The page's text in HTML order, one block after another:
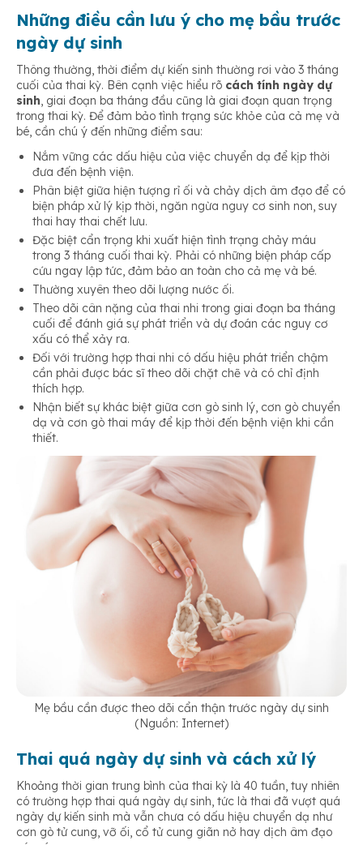
Những điều cần lưu ý cho mẹ bầu trước
ngày dự sinh
Thông thường, thời điểm dự kiến sinh thường rơi vào 3 tháng
cuối của thai kỳ. Bên cạnh việc hiểu rõ cách tính ngày dự
sinh, giai đoạn ba tháng đầu cũng là giai đoạn quan trọng
trong thai kỳ. Để đảm bảo tình trạng sức khỏe của cả mẹ và
bé, cần chú ý đến những điểm sau:
Nắm vững các dấu hiệu của việc chuyển dạ để kịp thời
đưa đến bệnh viện.
Phân biệt giữa hiện tượng rỉ ối và chảy dịch âm đạo để có
biện pháp xử lý kịp thời, ngăn ngừa nguy cơ sinh non, suy
thai hay thai chết lưu.
Đặc biệt cẩn trọng khi xuất hiện tình trạng chảy máu
trong 3 tháng cuối thai kỳ. Phải có những biện pháp cấp
cứu ngay lập tức, đảm bảo an toàn cho cả mẹ và bé.
Thường xuyên theo dõi lượng nước ối.
Theo dõi cân nặng của thai nhi trong giai đoạn ba tháng
cuối để đánh giá sự phát triển và dự đoán các nguy cơ
xấu có thể xảy ra.
Đối với trường hợp thai nhi có dấu hiệu phát triển chậm
cần phải được bác sĩ theo dõi chặt chẽ và có chỉ định
thích hợp.
Nhận biết sự khác biệt giữa cơn gò sinh lý, cơn gò chuyển
dạ và cơn gò thai máy để kịp thời đến bệnh viện khi cần
thiết.
Mẹ bầu cần được theo dõi cẩn thận trước ngày dự sinh
(Nguồn: Internet)
Thai quá ngày dự sinh và cách xử lý
Khoảng thời gian trung bình của thai kỳ là 40 tuần, tuy nhiên
có trường hợp thai quá ngày dự sinh, tức là thai đã vượt quá
ngày dự kiến sinh mà vẫn chưa có dấu hiệu chuyển dạ như
cơn gò tử cung, vỡ ối, cổ tử cung giãn nở hay dịch âm đạo